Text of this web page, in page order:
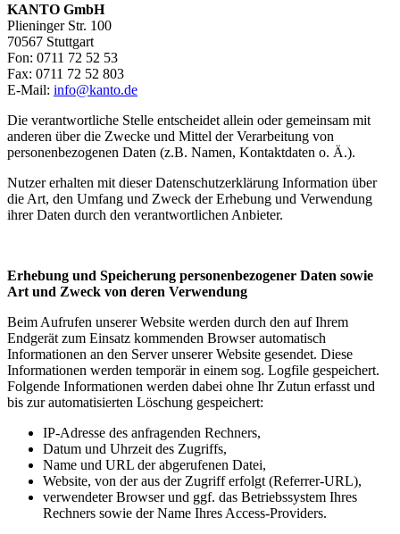
KANTO GmbH
Plieninger Str. 100
70567 Stuttgart
Fon: 0711 72 52 53
Fax: 0711 72 52 803
E-Mail: info@kanto.de
Die verantwortliche Stelle entscheidet allein oder gemeinsam mit
anderen über die Zwecke und Mittel der Verarbeitung von
personenbezogenen Daten (z.B. Namen, Kontaktdaten o. Ä.).
Nutzer erhalten mit dieser Datenschutzerklärung Information über
die Art, den Umfang und Zweck der Erhebung und Verwendung
ihrer Daten durch den verantwortlichen Anbieter.
Erhebung und Speicherung personenbezogener Daten sowie
Art und Zweck von deren Verwendung
Beim Aufrufen unserer Website werden durch den auf Ihrem
Endgerät zum Einsatz kommenden Browser automatisch
Informationen an den Server unserer Website gesendet. Diese
Informationen werden temporär in einem sog. Logfile gespeichert.
Folgende Informationen werden dabei ohne Ihr Zutun erfasst und
bis zur automatisierten Löschung gespeichert:
IP-Adresse des anfragenden Rechners,
Datum und Uhrzeit des Zugriffs,
Name und URL der abgerufenen Datei,
Website, von der aus der Zugriff erfolgt (Referrer-URL),
verwendeter Browser und ggf. das Betriebssystem Ihres
Rechners sowie der Name Ihres Access-Providers.